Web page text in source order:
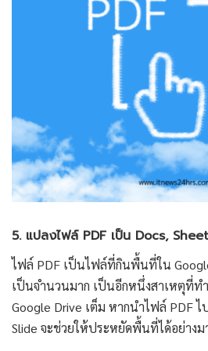
5. แปลงไฟล์ PDF เป็น Docs,
ไฟล์ PDF เป็นไฟล์ที่กินพื้นที่ใน
เป็นจำนวนมาก เป็นอีกหนึ่งสาเหตุที่
Google Drive เต็ม หากนำไฟล์ PDF
Slide จะช่วยให้ประหยัดพื้นที่ได้อย่างม